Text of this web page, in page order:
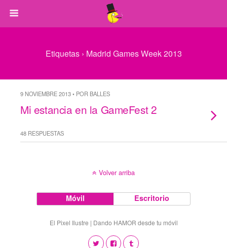
Etiquetas › Madrid Games Week 2013
9 NOVIEMBRE 2013 • POR BALLES
Mi estancia en la GameFest 2
48 RESPUESTAS
Volver arriba
Móvil Escritorio
El Pixel Ilustre | Dando HAMOR desde tu móvil